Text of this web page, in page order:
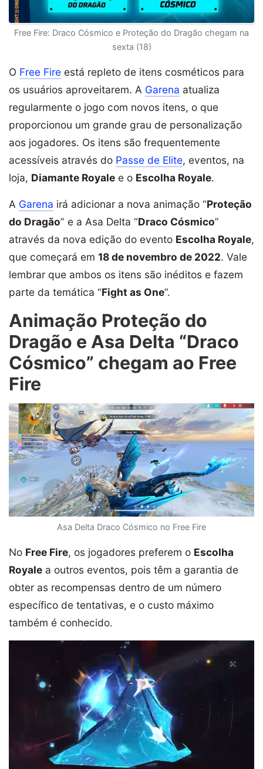
Free Fire: Draco Cósmico e Proteção do Dragão chegam na
sexta (18)
O Free Fire está repleto de itens cosméticos para
os usuários aproveitarem. A Garena atualiza
regularmente o jogo com novos itens, o que
proporcionou um grande grau de personalização
aos jogadores. Os itens são frequentemente
acessíveis através do Passe de Elite, eventos, na
loja, Diamante Royale e o Escolha Royale.
A Garena irá adicionar a nova animação “Proteção
do Dragão” e a Asa Delta “Draco Cósmico”
através da nova edição do evento Escolha Royale,
que começará em 18 de novembro de 2022. Vale
lembrar que ambos os itens são inéditos e fazem
parte da temática “Fight as One”.
Animação Proteção do
Dragão e Asa Delta “Draco
Cósmico” chegam ao Free
Fire
Asa Delta Draco Cósmico no Free Fire
No Free Fire, os jogadores preferem o Escolha
Royale a outros eventos, pois têm a garantia de
obter as recompensas dentro de um número
específico de tentativas, e o custo máximo
também é conhecido.